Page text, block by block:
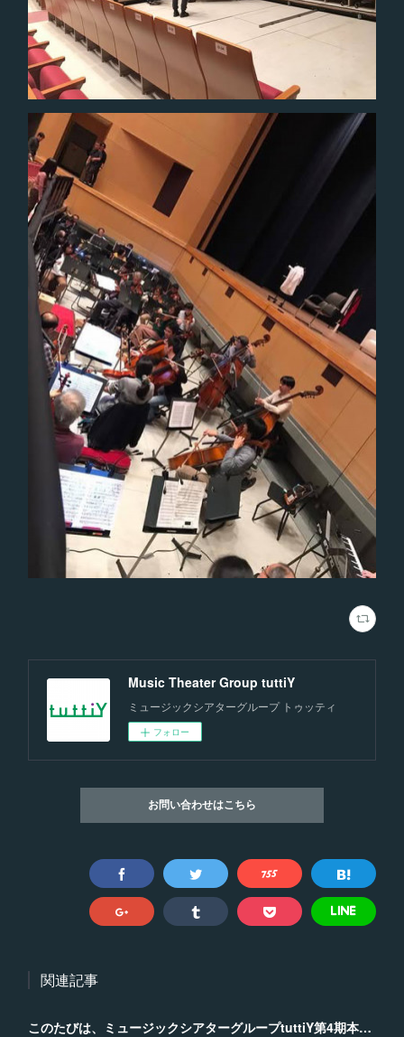
Music Theater Group tuttiY
ミュージックシアターグループ トゥッティ
フォロー
お問い合わせはこちら
関連記事
このたびは、ミュージックシアターグループtuttiY第4期本公演《カルメン》にご来場いただき、誠にありがとうございました。